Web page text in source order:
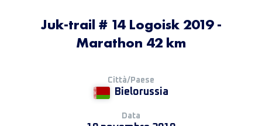
Juk-trail # 14 Logoisk 2019 -
Мarathon 42 km
Città/Paese
Bielorussia
Data